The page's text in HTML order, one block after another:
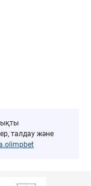
талдау және